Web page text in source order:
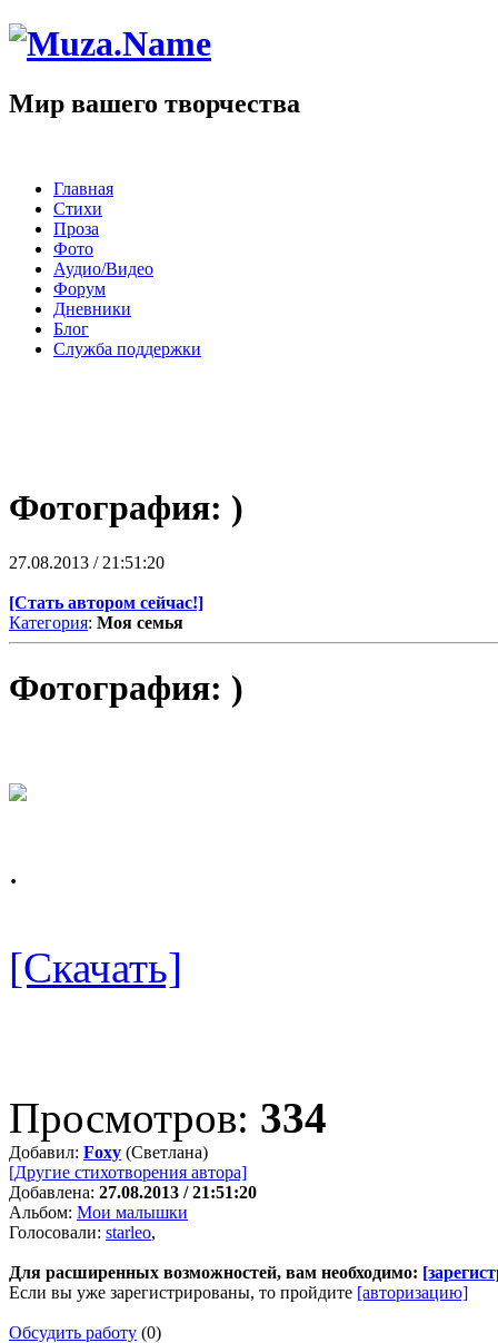
Мир вашего творчества
Главная
Стихи
Проза
Фото
Аудио/Видео
Форум
Дневники
Блог
Служба поддержки
Фотография: )
27.08.2013 / 21:51:20
[Стать автором сейчас!]
Категория: Моя семья
Фотография: )
.
[Скачать]
Просмотров: 334
Добавил: Foxy (Светлана)
[Другие стихотворения автора]
Добавлена: 27.08.2013 / 21:51:20
Альбом: Мои малышки
Голосовали: starleо,
Для расширенных возможностей, вам необходимо:
Если вы уже зарегистрированы, то пройдите [авторизацию]
Обсудить работу (0)